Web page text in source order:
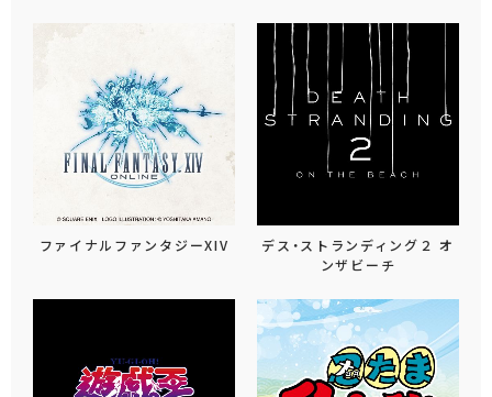
ファイナルファンタジーXIV
デス・ストランディング２ オ
ンザビーチ